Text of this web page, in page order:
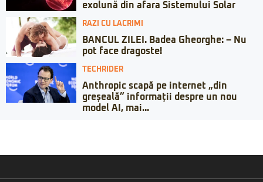
exolună din afara Sistemului Solar
RAZI CU LACRIMI
BANCUL ZILEI. Badea Gheorghe: – Nu
pot face dragoste!
TECHRIDER
Anthropic scapă pe internet „din
greșeală” informații despre un nou
model AI, mai...